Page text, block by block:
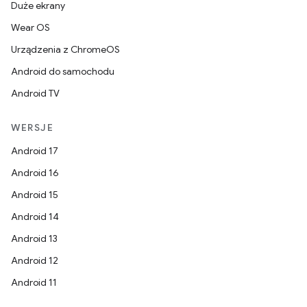
Duże ekrany
Wear OS
Urządzenia z ChromeOS
Android do samochodu
Android TV
WERSJE
Android 17
Android 16
Android 15
Android 14
Android 13
Android 12
Android 11